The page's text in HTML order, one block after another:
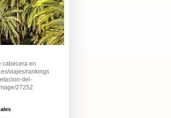
cabecera en
viajes/rankings
del-
27252